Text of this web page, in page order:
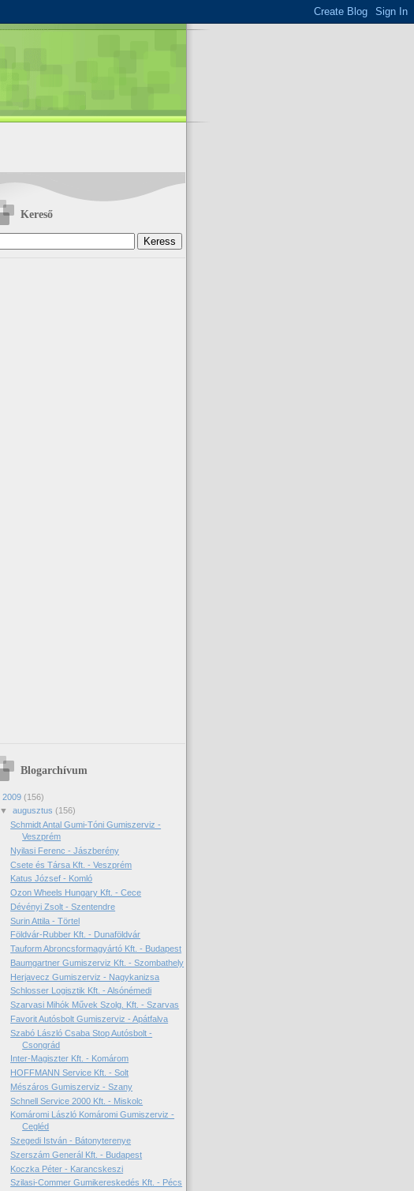
Kereső
Blogarchívum
2009 (156)
▼ augusztus (156)
Schmidt Antal Gumi-Tóni Gumiszerviz -
Veszprém
Nyilasi Ferenc - Jászberény
Csete és Társa Kft. - Veszprém
Katus József - Komló
Ozon Wheels Hungary Kft. - Cece
Dévényi Zsolt - Szentendre
Surin Attila - Törtel
Földvár-Rubber Kft. - Dunaföldvár
Tauform Abroncsformagyártó Kft. - Budapest
Baumgartner Gumiszerviz Kft. - Szombathely
Herjavecz Gumiszerviz - Nagykanizsa
Schlosser Logisztik Kft. - Alsónémedi
Szarvasi Mihók Művek Szolg. Kft. - Szarvas
Favorit Autósbolt Gumiszerviz - Apátfalva
Szabó László Csaba Stop Autósbolt -
Csongrád
Inter-Magiszter Kft. - Komárom
HOFFMANN Service Kft. - Solt
Mészáros Gumiszerviz - Szany
Schnell Service 2000 Kft. - Miskolc
Komáromi László Komáromi Gumiszerviz -
Cegléd
Szegedi István - Bátonyterenye
Szerszám Generál Kft. - Budapest
Koczka Péter - Karancskeszi
Szilasi-Commer Gumikereskedés Kft. - Pécs